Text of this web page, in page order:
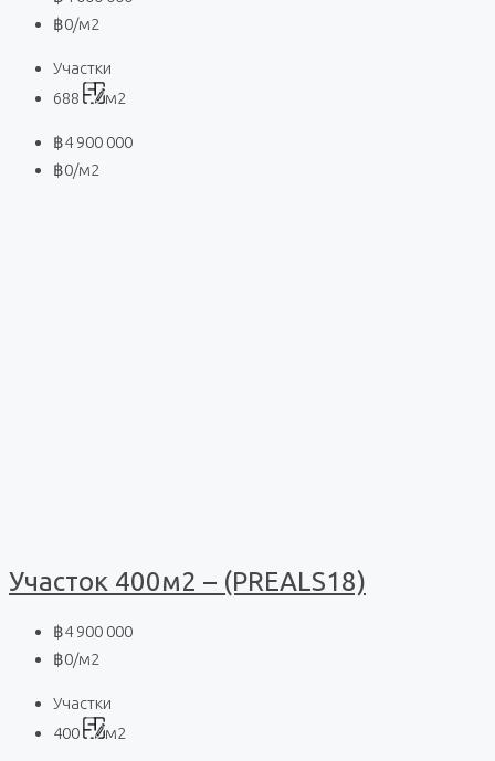
฿0/м2
Участки
688
м2
฿4 900 000
฿0/м2
Участок 400м2 – (PREALS18)
฿4 900 000
฿0/м2
Участки
400
м2